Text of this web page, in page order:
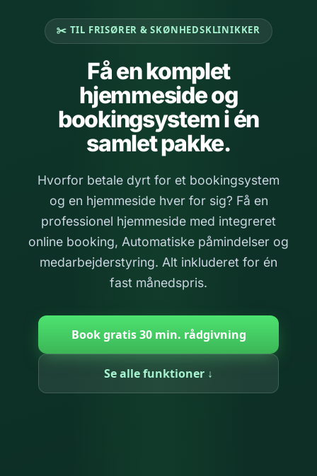
✂️ TIL FRISØRER & SKØNHEDSKLINIKKER
Få en komplet
hjemmeside og
bookingsystem i én
samlet pakke.
Hvorfor betale dyrt for et bookingsystem
og en hjemmeside hver for sig? Få en
professionel hjemmeside med integreret
online booking, Automatiske påmindelser og
medarbejderstyring. Alt inkluderet for én
fast månedspris.
Book gratis 30 min. rådgivning
Se alle funktioner ↓